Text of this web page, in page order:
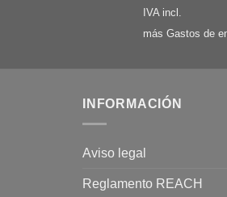
IVA incl.
más Gastos de
INFORMACIÓN
Aviso legal
Reglamento REACH